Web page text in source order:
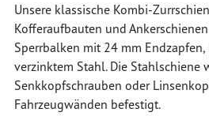
Unsere klassische Kombi-
Kofferaufbauten und
Sperrbalken mit 24 mm
verzinktem Stahl. Die Stahlschiene
Senkkopfschrauben oder
Fahrzeugwänden befestigt.